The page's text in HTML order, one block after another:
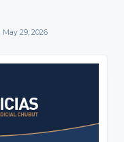
May 29, 2026